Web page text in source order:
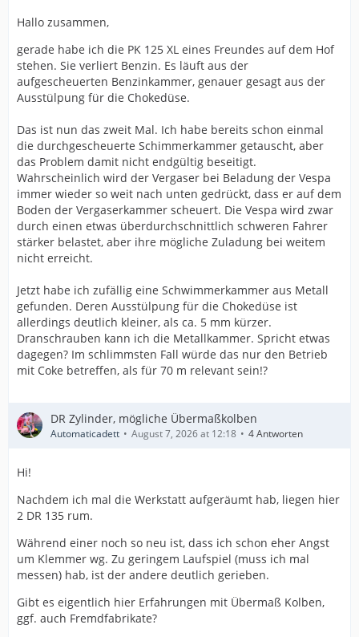
Hallo zusammen,
gerade habe ich die PK 125 XL eines Freundes auf dem Hof
stehen. Sie verliert Benzin. Es läuft aus der
aufgescheuerten Benzinkammer, genauer gesagt aus der
Ausstülpung für die Chokedüse.
Das ist nun das zweit Mal. Ich habe bereits schon einmal
die durchgescheuerte Schimmerkammer getauscht, aber
das Problem damit nicht endgültig beseitigt.
Wahrscheinlich wird der Vergaser bei Beladung der Vespa
immer wieder so weit nach unten gedrückt, dass er auf dem
Boden der Vergaserkammer scheuert. Die Vespa wird zwar
durch einen etwas überdurchschnittlich schweren Fahrer
stärker belastet, aber ihre mögliche Zuladung bei weitem
nicht erreicht.
Jetzt habe ich zufällig eine Schwimmerkammer aus Metall
gefunden. Deren Ausstülpung für die Chokedüse ist
allerdings deutlich kleiner, als ca. 5 mm kürzer.
Dranschrauben kann ich die Metallkammer. Spricht etwas
dagegen? Im schlimmsten Fall würde das nur den Betrieb
mit Coke betreffen, als für 70 m relevant sein!?
DR Zylinder, mögliche Übermaßkolben
Automaticadett August 7, 2026 at 12:18 4 Antworten
Hi!
Nachdem ich mal die Werkstatt aufgeräumt hab, liegen hier
2 DR 135 rum.
Während einer noch so neu ist, dass ich schon eher Angst
um Klemmer wg. Zu geringem Laufspiel (muss ich mal
messen) hab, ist der andere deutlich gerieben.
Gibt es eigentlich hier Erfahrungen mit Übermaß Kolben,
ggf. auch Fremdfabrikate?